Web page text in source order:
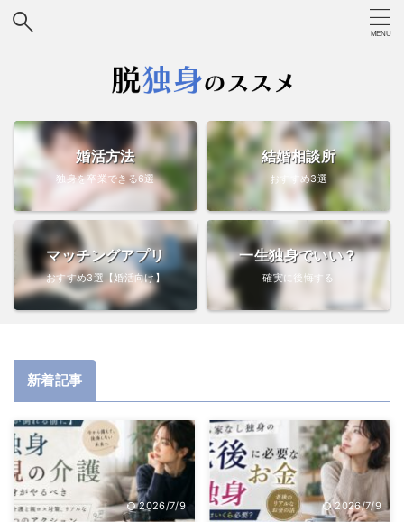
婚活方法
独身を卒業できる6選
結婚相談所
おすすめ3選
マッチングアプリ
おすすめ3選【婚活向け】
一生独身でいい？
確実に後悔する
新着記事
2026/7/9 2026/7/9